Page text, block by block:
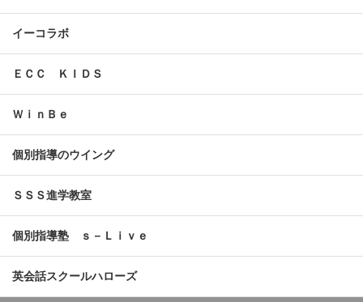
イーコラボ
ＥＣＣ ＫＩＤＳ
ＷｉｎＢｅ
個別指導のウイング
ＳＳＳ進学教室
個別指導塾 ｓ－Ｌｉｖｅ
英会話スクールハローズ